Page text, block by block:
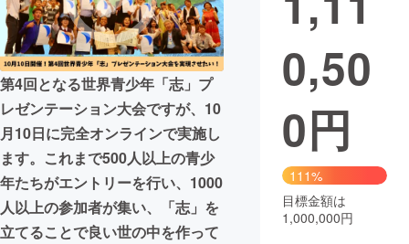
映像・映画
ビジネス・起業 チャレンジ
まちづくり・地域活性化
CAMPFIRE for Social Good
CAMPFIRE Creation
CAMPFIREふるさと納税machi-ya コミュニティ
第4回となる世界青少年「志」プ
レゼンテーション大会ですが、10
月10日に完全オンラインで実施し
ます。これまで500人以上の青少
年たちがエントリーを行い、1000
人以上の参加者が集い、「志」を
立てることで良い世の中を作って
0,50
0円
111%
目標金額は
1,000,000円